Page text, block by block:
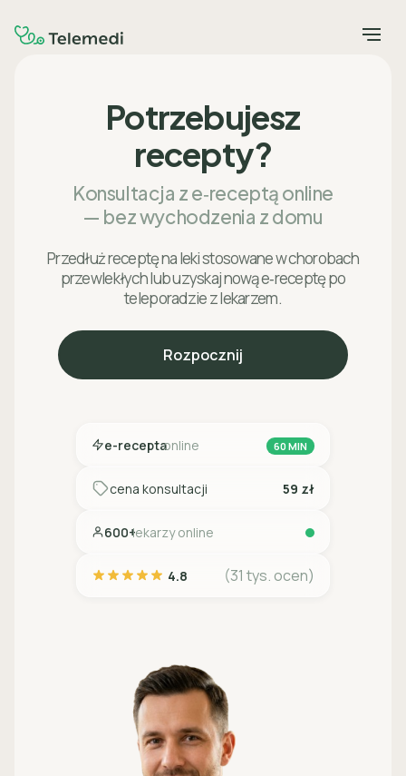
Potrzebujesz
recepty?
Konsultacja z e‑receptą online
— bez wychodzenia z domu
Przedłuż receptę na leki stosowane w chorobach
przewlekłych lub uzyskaj nową e‑receptę po
teleporadzie z lekarzem.
Rozpocznij
e-receptaonline 60 MIN
cena konsultacji 59 zł
600+lekarzy online
4.8 (31 tys. ocen)